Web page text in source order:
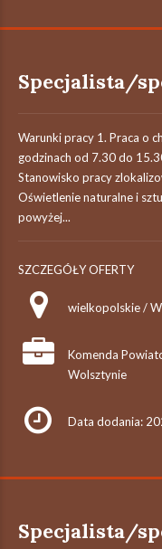
Specjalista/
Warunki pracy 1. Praca o
godzinach od 7.30 do
Stanowisko pracy
Oświetlenie naturalne i
powyżej...
SZCZEGÓŁY OFERTY
wielkopolskie /
Komenda
Wolsztynie
Data dodania:
Specjalista/